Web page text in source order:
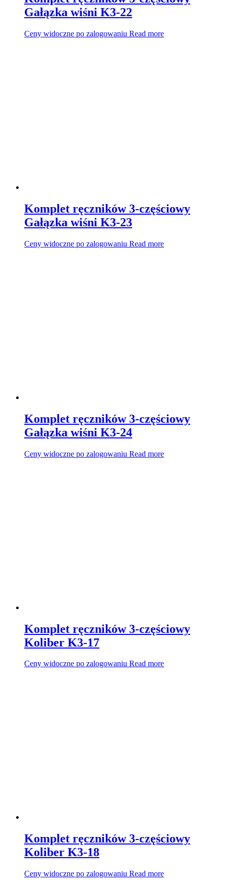
Gałązka wiśni K3-22
Ceny widoczne po zalogowaniu Read more
Komplet ręczników 3-częściowy
Gałązka wiśni K3-23
Ceny widoczne po zalogowaniu Read more
Komplet ręczników 3-częściowy
Gałązka wiśni K3-24
Ceny widoczne po zalogowaniu Read more
Komplet ręczników 3-częściowy
Koliber K3-17
Ceny widoczne po zalogowaniu Read more
Komplet ręczników 3-częściowy
Koliber K3-18
Ceny widoczne po zalogowaniu Read more